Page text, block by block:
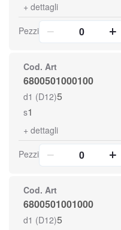
+ dettagli
Pezzi
Cod. Art
6800501000100
d1 (D12)5
s1
+ dettagli
Pezzi
Cod. Art
6800501001000
d1 (D12)5